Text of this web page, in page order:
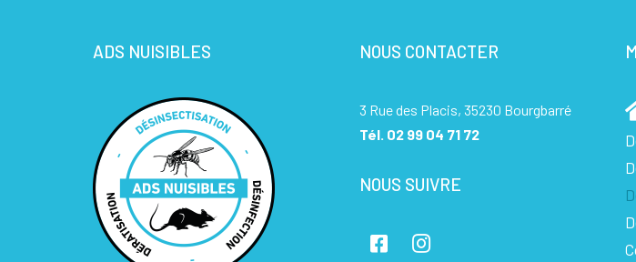
ADS NUISIBLES NOUS CONTACTER
3 Rue des Placis, 35230 Bourgbarré
Tél. 02 99 04 71 72
NOUS SUIVRE